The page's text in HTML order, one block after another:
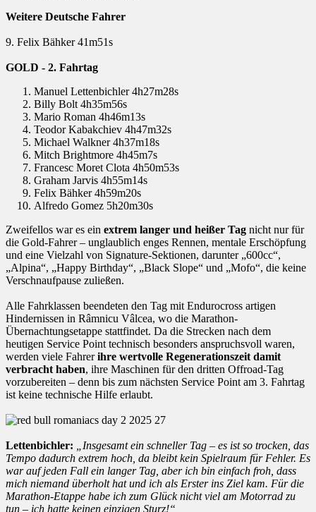
Weitere Deutsche Fahrer
9. Felix Bähker 41m51s
GOLD - 2. Fahrtag
Manuel Lettenbichler 4h27m28s
Billy Bolt 4h35m56s
Mario Roman 4h46m13s
Teodor Kabakchiev 4h47m32s
Michael Walkner 4h37m18s
Mitch Brightmore 4h45m7s
Francesc Moret Clota 4h50m53s
Graham Jarvis 4h55m14s
Felix Bähker 4h59m20s
Alfredo Gomez 5h20m30s
Zweifellos war es ein extrem langer und heißer Tag nicht nur für
die Gold-Fahrer – unglaublich enges Rennen, mentale Erschöpfung
und eine Vielzahl von Signature-Sektionen, darunter „600cc“,
„Alpina“, „Happy Birthday“, „Black Slope“ und „Mofo“, die keine
Verschnaufpause zuließen.
Alle Fahrklassen beendeten den Tag mit Endurocross artigen
Hindernissen in Râmnicu Vâlcea, wo die Marathon-
Übernachtungsetappe stattfindet. Da die Strecken nach dem
heutigen Service Point technisch besonders anspruchsvoll waren,
werden viele Fahrerihre wertvolle Regenerationszeit damit
verbracht haben, ihre Maschinen für den dritten Offroad-Tag
vorzubereiten – denn bis zum nächsten Service Point am 3. Fahrtag
ist keine technische Hilfe erlaubt.
Lettenbichler: „Insgesamt ein schneller Tag – es ist so trocken, das
Tempo dadurch extrem hoch, da bleibt kein Spielraum für Fehler. Es
war auf jeden Fall ein langer Tag, aber ich bin einfach froh, dass
mich niemand überholt hat und ich als Erster ins Ziel kam. Für die
Marathon-Etappe habe ich zum Glück nicht viel am Motorrad zu
tun – ich hatte keinen einzigen Sturz!“